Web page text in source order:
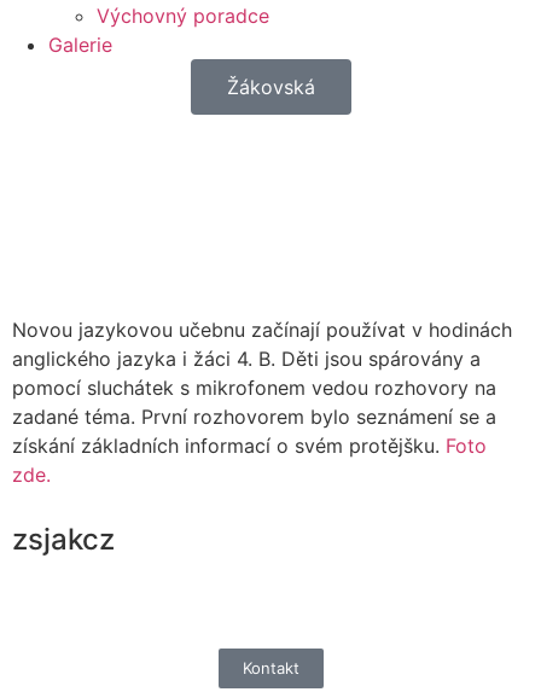
Výchovný poradce
Galerie
Žákovská
Novou jazykovou učebnu začínají používat v hodinách
anglického jazyka i žáci 4. B. Děti jsou spárovány a
pomocí sluchátek s mikrofonem vedou rozhovory na
zadané téma. První rozhovorem bylo seznámení se a
získání základních informací o svém protějšku. Foto
zde.
zsjakcz
Kontakt